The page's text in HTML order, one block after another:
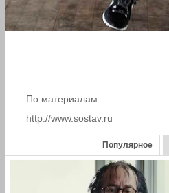
По материалам:
http://www.sostav.ru
Популярное